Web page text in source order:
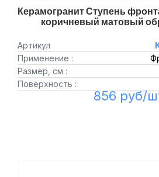
Керамогранит Ступень
коричневый матовый
Артикул
Применение :
Размер, см :
Поверхность :
856 руб/